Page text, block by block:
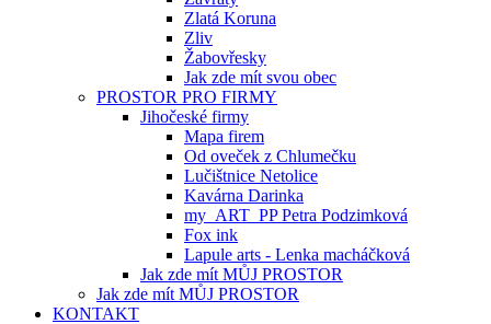
Zlatá Koruna
Zliv
Žabovřesky
Jak zde mít svou obec
PROSTOR PRO FIRMY
Jihočeské firmy
Mapa firem
Od oveček z Chlumečku
Lučištnice Netolice
Kavárna Darinka
my_ART_PP Petra Podzimková
Fox ink
Lapule arts - Lenka macháčková
Jak zde mít MŮJ PROSTOR
Jak zde mít MŮJ PROSTOR
KONTAKT